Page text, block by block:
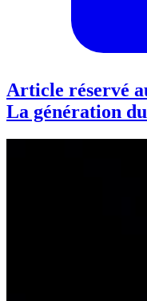
Article réservé
La génération